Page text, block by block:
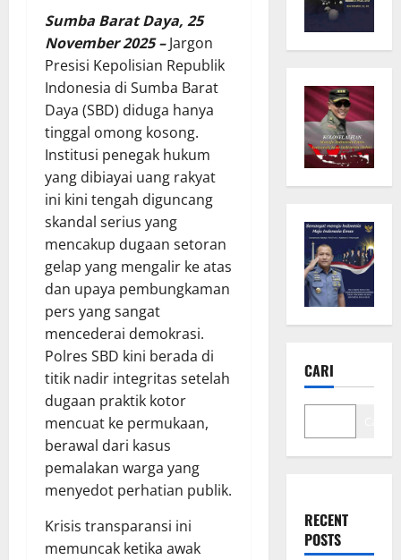
Sumba Barat Daya, 25
November 2025 –Jargon
Presisi Kepolisian Republik
Indonesia di Sumba Barat
Daya (SBD) diduga hanya
tinggal omong kosong.
Institusi penegak hukum
yang dibiayai uang rakyat
ini kini tengah diguncang
skandal serius yang
mencakup dugaan setoran
gelap yang mengalir ke atas
dan upaya pembungkaman
pers yang sangat
mencederai demokrasi.
Polres SBD kini berada di
titik nadir integritas setelah
dugaan praktik kotor
mencuat ke permukaan,
berawal dari kasus
pemalakan warga yang
menyedot perhatian publik.
Krisis transparansi ini
memuncak ketika awak
CARI
RECENT
POSTS